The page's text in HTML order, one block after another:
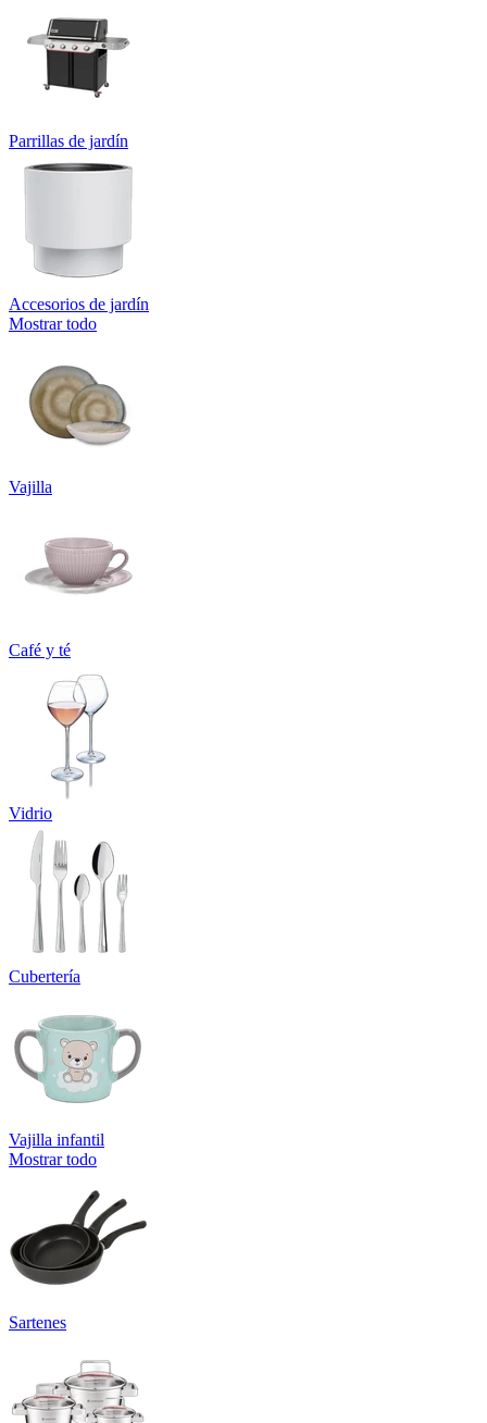
Parrillas de jardín
Accesorios de jardín
Mostrar todo
Vajilla
Café y té
Vidrio
Cubertería
Vajilla infantil
Mostrar todo
Sartenes